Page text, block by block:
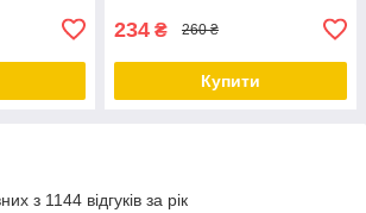
234 ₴ 260 ₴
Купити
з 1144 відгуків за рік